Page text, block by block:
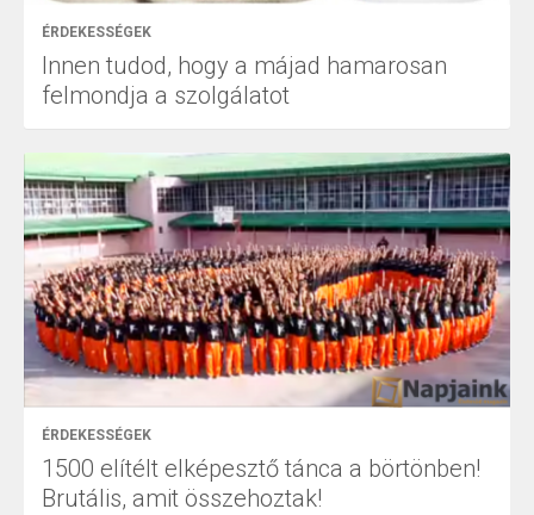
ÉRDEKESSÉGEK
Innen tudod, hogy a májad hamarosan
felmondja a szolgálatot
ÉRDEKESSÉGEK
1500 elítélt elképesztő tánca a börtönben!
Brutális, amit összehoztak!